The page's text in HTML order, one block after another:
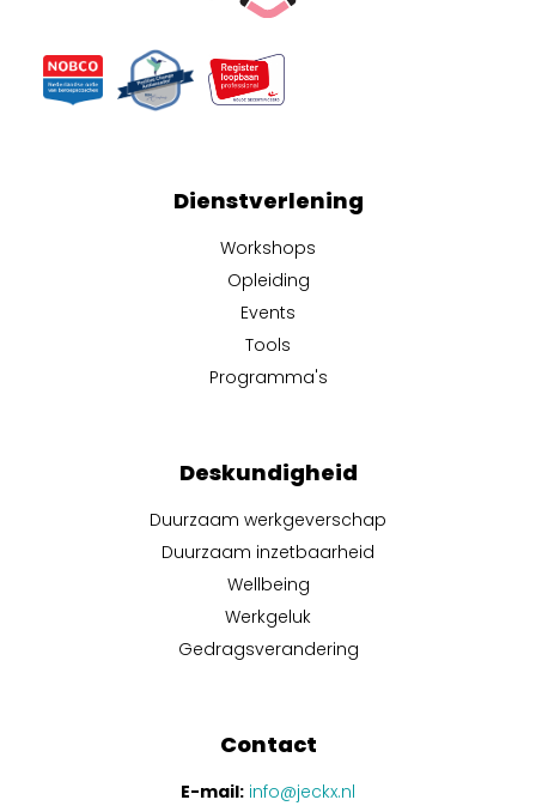
Dienstverlening
Workshops
Opleiding
Events
Tools
Programma's
Deskundigheid
Duurzaam werkgeverschap
Duurzaam inzetbaarheid
Wellbeing
Werkgeluk
Gedragsverandering
Contact
E-mail: info@jeckx.nl